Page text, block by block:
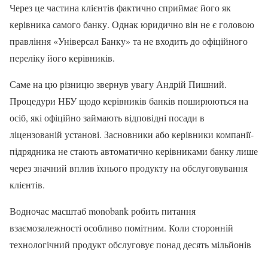
Через це частина клієнтів фактично сприймає його як
керівника самого банку. Однак юридично він не є головою
правління «Універсал Банку» та не входить до офіційного
переліку його керівників.
Саме на цю різницю звернув увагу Андрій Пишний.
Процедури НБУ щодо керівників банків поширюються на
осіб, які офіційно займають відповідні посади в
ліцензованій установі. Засновники або керівники компанії-
підрядника не стають автоматично керівниками банку лише
через значний вплив їхнього продукту на обслуговування
клієнтів.
Водночас масштаб monobank робить питання
взаємозалежності особливо помітним. Коли сторонній
технологічний продукт обслуговує понад десять мільйонів